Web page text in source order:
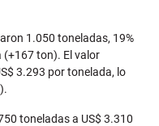
1.050 toneladas, 19%
(+167 ton). El valor
3.293 por tonelada, lo
toneladas a US$ 3.310